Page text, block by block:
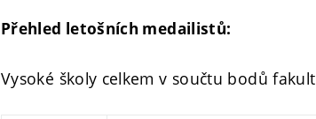
Přehled letošních medailistů:
Vysoké školy celkem v součtu bodů fakult